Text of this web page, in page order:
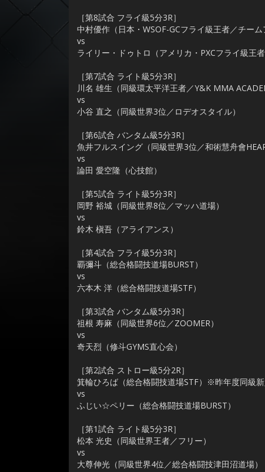
［第8試合 フライ級5分3R］
中村優作（日本・WSOF-GCフライ級王者／チーム
vs
ライリー・ドゥトロ（アメリカ・PXCフライ級王
［第7試合 ライト級5分3R］
川名 雄生（同級環太平洋王者／Y&K MMA
vs
小谷 直之（同級世界3位／ロデオスタイル）
［第6試合 バンタム級5分3R］
魚井フルスイング（同級世界3位／和術慧舟會
vs
論田 愛空隆（心技館）
［第5試合 ライト級5分3R］
岡野 裕城（同級世界8位／マッハ道場）
vs
鈴木 槇吾（アライアンス）
［第4試合 フライ級5分3R］
覇彌斗（総合格闘技道場BURST）
vs
六本木 洋（総合格闘技道場STF）
［第3試合 バンタム級5分3R］
祖根 寿麻（同級世界6位／ZOOMER）
vs
奇天烈（修斗GYMS直心会）
［第2試合 ストロー級5分2R］
箕輪ひろば（総合格闘技道場STF）※昨年度同級
vs
ふじい☆ペリー（総合格闘技道場BURST）
［第1試合 ライト級5分3R］
松本 光史（同級世界王者／フリー）
vs
大尊伸光（同級世界4位／総合格闘技津田沼道場）